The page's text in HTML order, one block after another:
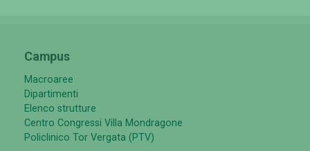
Campus
Macroaree
Dipartimenti
Elenco strutture
Centro Congressi Villa Mondragone
Policlinico Tor Vergata (PTV)